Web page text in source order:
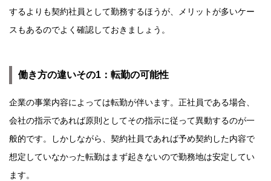
するよりも契約社員として勤務するほうが、メリットが多いケー
スもあるのでよく確認しておきましょう。
働き方の違いその1：転勤の可能性
企業の事業内容によっては転勤が伴います。正社員である場合、
会社の指示であれば原則としてその指示に従って異動するのが一
般的です。しかしながら、契約社員であれば予め契約した内容で
想定していなかった転勤はまず起きないので勤務地は安定してい
ます。